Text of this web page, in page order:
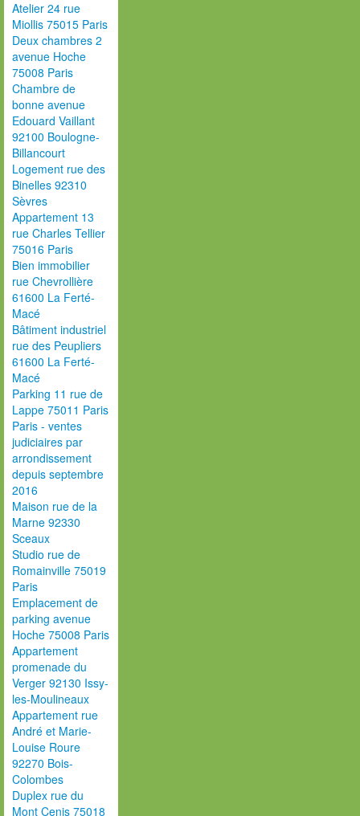
Atelier 24 rue
Miollis 75015 Paris
Deux chambres 2
avenue Hoche
75008 Paris
Chambre de
bonne avenue
Edouard Vaillant
92100 Boulogne-
Billancourt
Logement rue des
Binelles 92310
Sèvres
Appartement 13
rue Charles Tellier
75016 Paris
Bien immobilier
rue Chevrollière
61600 La Ferté-
Macé
Bâtiment industriel
rue des Peupliers
61600 La Ferté-
Macé
Parking 11 rue de
Lappe 75011 Paris
Paris - ventes
judiciaires par
arrondissement
depuis septembre
2016
Maison rue de la
Marne 92330
Sceaux
Studio rue de
Romainville 75019
Paris
Emplacement de
parking avenue
Hoche 75008 Paris
Appartement
promenade du
Verger 92130 Issy-
les-Moulineaux
Appartement rue
André et Marie-
Louise Roure
92270 Bois-
Colombes
Duplex rue du
Mont Cenis 75018